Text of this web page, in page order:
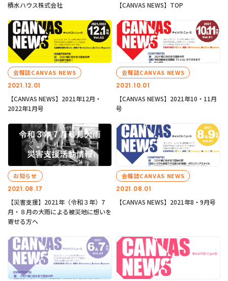
積水ハウス株式会社 【CANVAS NEWS】TOP
2021.12.01
会報誌CANVAS NEWS
【CANVAS NEWS】2021年12月・
2022年1月号
2021.10.01
会報誌CANVAS NEWS
【CANVAS NEWS】2021年10・11月
号
2021.08.17
お知らせ
【災害支援】2021年（令和３年）7
月・８月の大雨による被災地に想いを
寄せる方へ
2021.08.01
会報誌CANVAS NEWS
【CANVAS NEWS】2021年8・9月号